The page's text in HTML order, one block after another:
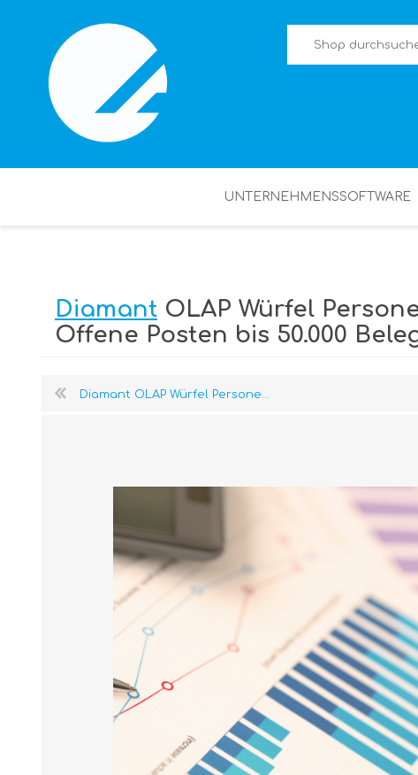
UNTERNEHMENSSOFTWARE
Diamant OLAP Würfel
Offene Posten bis 50.000
Diamant OLAP Würfel Persone...